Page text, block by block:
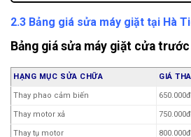
Thay block tủ lạnh > 350 lít
Thay block tủ lạnh > 550 lít
Hàn ống đồng + nạp gas tủ 120 -140 lít
(gas 600A)
Hàn dàn + nạp gas tủ mini
2.3 Bảng giá sửa máy giặt tại Hà
Bảng giá sửa máy giặt cửa trước
HẠNG MỤC SỬA CHỮA GIÁ
Thay phao cảm biến
Thay motor xả
Thay tụ motor